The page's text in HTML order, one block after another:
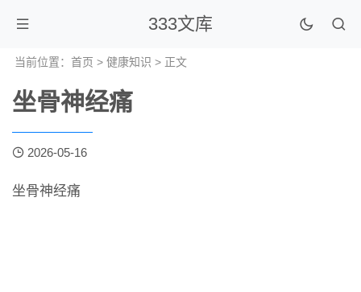
333文库
当前位置： 首页 > 健康知识 > 正文
坐骨神经痛
2026-05-16
坐骨神经痛